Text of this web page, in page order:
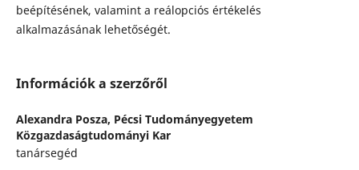
beépítésének, valamint a reálopciós értékelés
alkalmazásának lehetőségét.
Információk a szerzőről
Alexandra Posza, Pécsi Tudományegyetem
Közgazdaságtudományi Kar
tanársegéd